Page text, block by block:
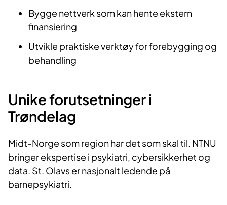
Bygge nettverk som kan hente ekstern
finansiering
Utvikle praktiske verktøy for forebygging og
behandling
Unike forutsetninger i
Trøndelag
Midt-Norge som region har det som skal til. NTNU
bringer ekspertise i psykiatri, cybersikkerhet og
data. St. Olavs er nasjonalt ledende på
barnepsykiatri.